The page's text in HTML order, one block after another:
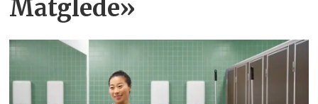
Matglede»